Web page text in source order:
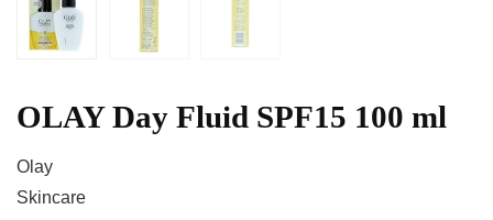
OLAY Day Fluid SPF15 100 ml
Olay
Skincare